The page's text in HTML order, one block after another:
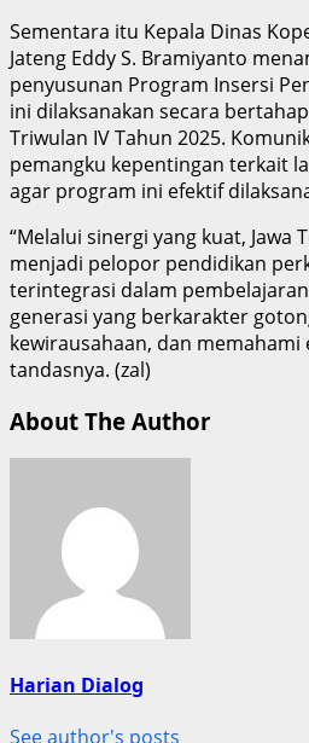
Sementara itu Kepala Dinas
Jateng Eddy S. Bramiyanto
penyusunan Program Insersi
ini dilaksanakan secara
Triwulan IV Tahun 2025.
pemangku kepentingan terkait
agar program ini efektif
“Melalui sinergi yang kuat, Jawa
menjadi pelopor pendidikan
terintegrasi dalam
generasi yang berkarakter
kewirausahaan, dan memahami
tandasnya. (zal)
About The Author
Harian Dialog
See author's posts